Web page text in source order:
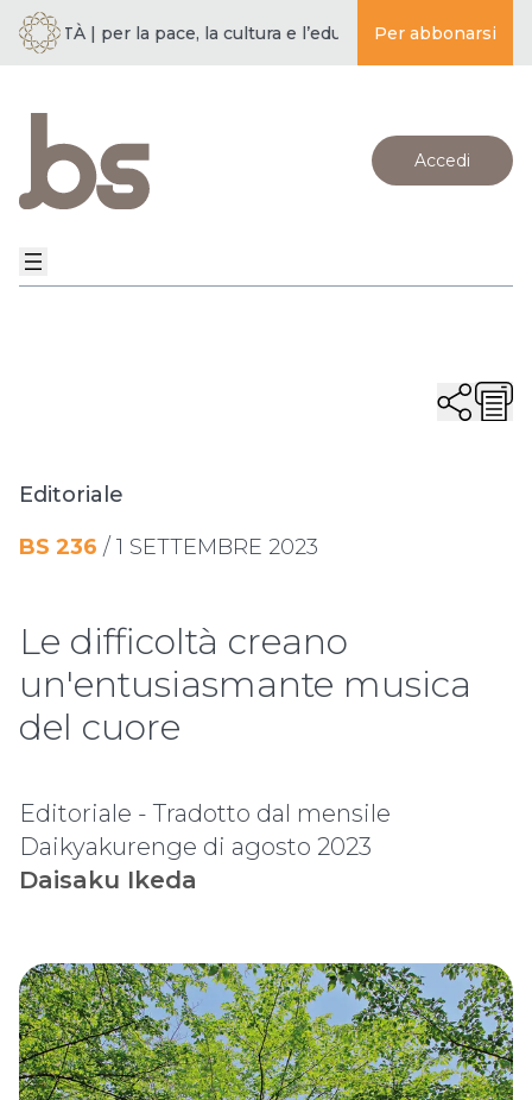
| per la pace, la cultura e l’educazione · BUDDISMO E
Per abbonarsi
Accedi
Editoriale
BS 236 / 1 SETTEMBRE 2023
Le difficoltà creano
un'entusiasmante musica
del cuore
Editoriale - Tradotto dal mensile
Daikyakurenge di agosto 2023
Daisaku Ikeda